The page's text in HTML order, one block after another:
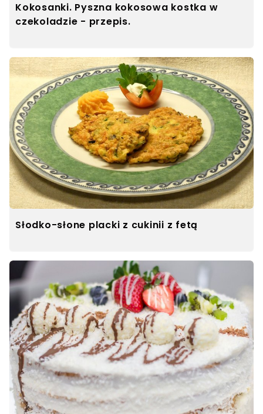
Kokosanki. Pyszna kokosowa kostka w
czekoladzie - przepis.
Słodko-słone placki z cukinii z fetą